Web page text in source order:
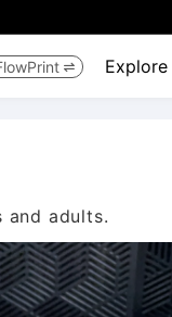
 Explore
adults.